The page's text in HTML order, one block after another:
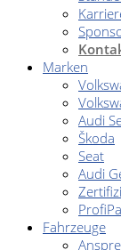
Marken
Audi
Škoda
Seat
Audi
Fahrzeuge